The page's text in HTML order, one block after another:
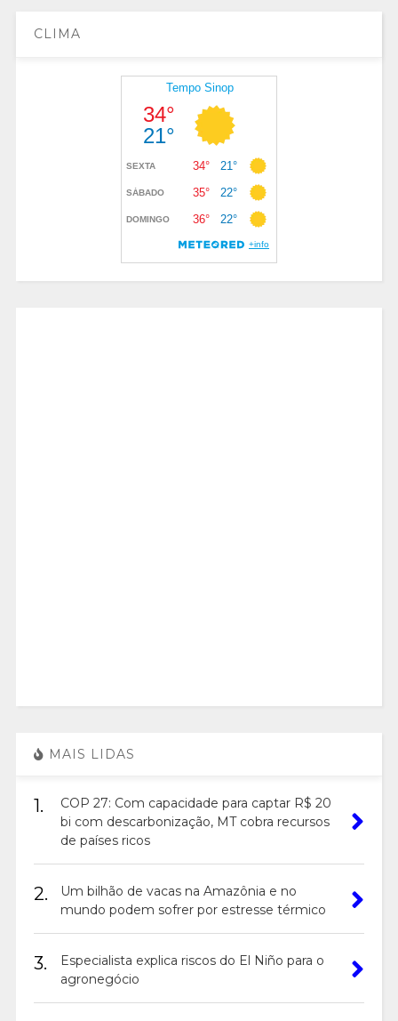
CLIMA
MAIS LIDAS
1.
COP 27: Com capacidade para captar R$ 20
bi com descarbonização, MT cobra recursos
de países ricos
2.
Um bilhão de vacas na Amazônia e no
mundo podem sofrer por estresse térmico
3.
Especialista explica riscos do El Niño para o
agronegócio